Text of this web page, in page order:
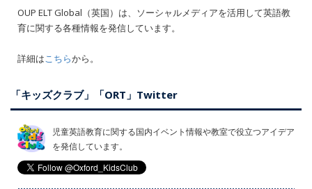
OUP ELT Global（英国）は、ソーシャルメディアを活用して英語教
育に関する各種情報を発信しています。
詳細はこちらから。
「キッズクラブ」「ORT」Twitter
児童英語教育に関する国内イベント情報や教室で役立つアイデア
を発信しています。